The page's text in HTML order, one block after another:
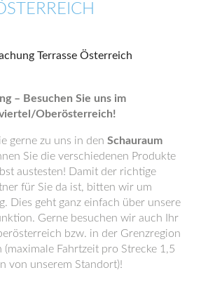
– Besuchen Sie uns im
Oberösterreich!
gerne zu uns in den Schauraum
Sie die verschiedenen Produkte
austesten! Damit der richtige
für Sie da ist, bitten wir um
Dies geht ganz einfach über unsere
Gerne besuchen wir auch Ihr
bzw. in der Grenzregion
Fahrtzeit pro Strecke 1,5
von unserem Standort)!